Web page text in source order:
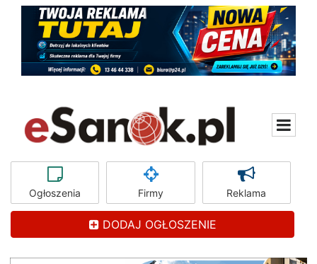
Ogłoszenia Firmy Reklama
DODAJ OGŁOSZENIE